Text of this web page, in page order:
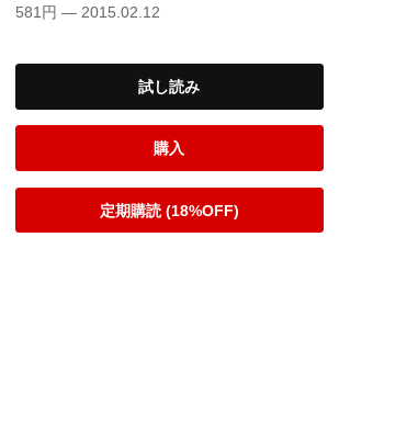
581円 — 2015.02.12
試し読み
購入
定期購読 (18%OFF)